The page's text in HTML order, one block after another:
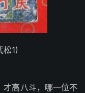
松1)
才高八斗，哪一位不